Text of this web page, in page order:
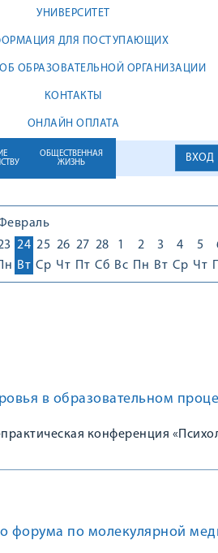
УНИВЕРСИТЕТ
ДЛЯ ПОСТУПАЮЩИХ
ОБРАЗОВАТЕЛЬНОЙ ОРГАНИЗАЦИИ
КОНТАКТЫ
ОНЛАЙН ОПЛАТА
ВХОД
ОБЩЕСТВЕННАЯ
ЖИЗНЬ
24
Вт
25
Ср
26
Чт
27
Пт
28
Сб
1
Вс
2
Пн
3
Вт
4
Ср
5
Чт
в образовательном
конференция
форума по молекулярной